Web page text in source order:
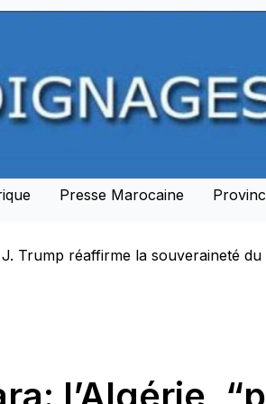
Presse Marocaine
une nouvelle ère de partenariat